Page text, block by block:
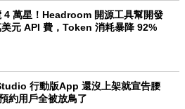
萬星！Headroom 開源工具幫開發
元 API 費，Token 消耗暴降 92%
行動版App 還沒上架就宣告腰
約用戶全被放鳥了